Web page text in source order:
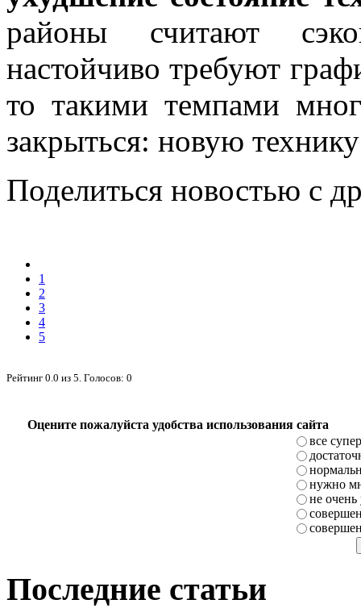
районы считают
настойчиво требуют
то такими темпами
закрыться: новую
Поделиться новостью с
1
2
3
4
5
Рейтинг 0.0 из 5 . Голосов: 0
Оцените пожалуйста удобства использования сайта
все супер
нужно
не очень
Последние статьи